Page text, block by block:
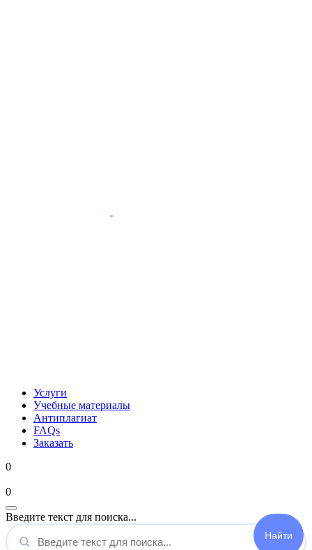
Услуги
Учебные материалы
Антиплагиат
FAQs
Заказать
0
0
Введите текст для поиска...